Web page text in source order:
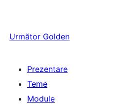
Următor Golden
Prezentare
Teme
Module